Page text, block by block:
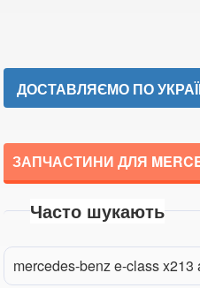
ДОСТАВЛЯЄМО ПО
ЗАПЧАСТИНИ ДЛЯ
Часто шукають
mercedes-benz e-class x213